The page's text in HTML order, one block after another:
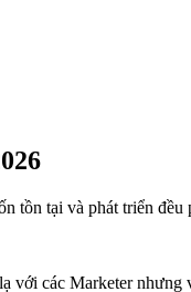
tồn tại và phát triển
với các Marketer